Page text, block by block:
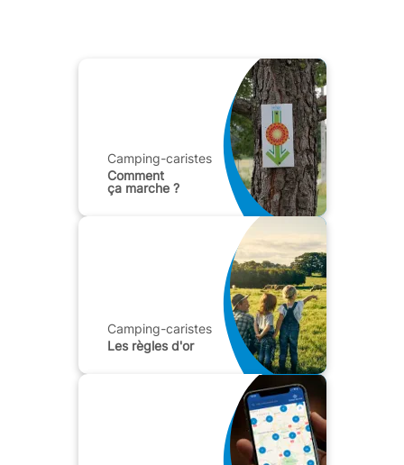
Camping-caristes
Comment
ça marche ?
Camping-caristes
Les règles d'or